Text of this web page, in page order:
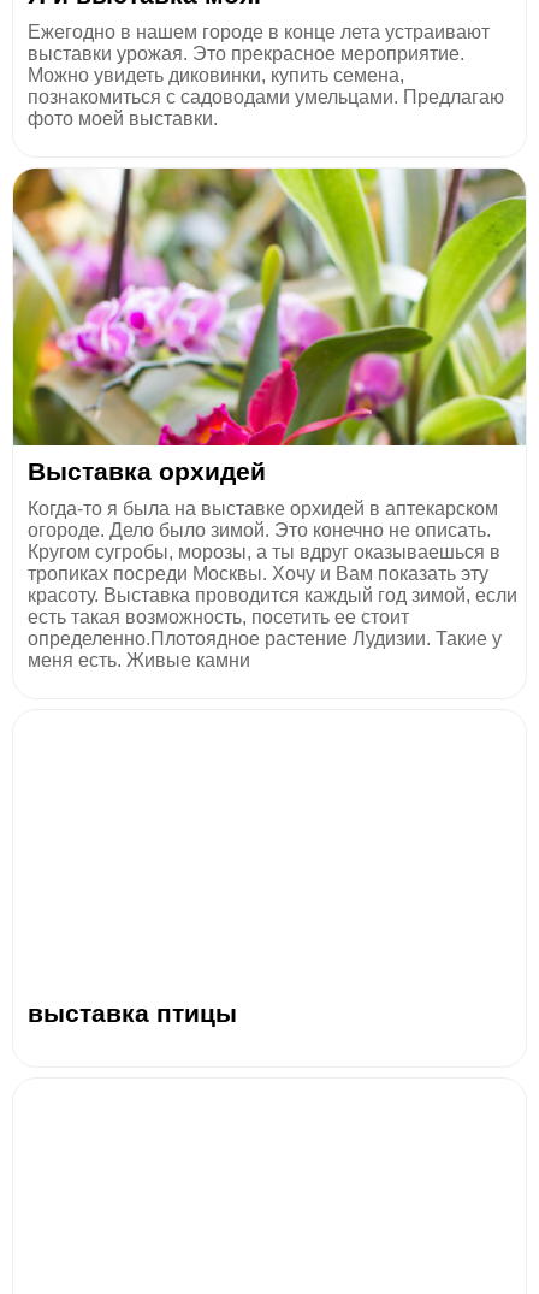
Ежегодно в нашем городе в конце лета устраивают
выставки урожая. Это прекрасное мероприятие.
Можно увидеть диковинки, купить семена,
познакомиться с садоводами умельцами. Предлагаю
фото моей выставки.
Выставка орхидей
Когда-то я была на выставке орхидей в аптекарском
огороде. Дело было зимой. Это конечно не описать.
Кругом сугробы, морозы, а ты вдруг оказываешься в
тропиках посреди Москвы. Хочу и Вам показать эту
красоту. Выставка проводится каждый год зимой, если
есть такая возможность, посетить ее стоит
определенно.Плотоядное растение Лудизии. Такие у
меня есть. Живые камни
выставка птицы